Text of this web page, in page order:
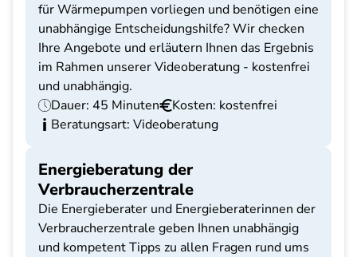
für Wärmepumpen vorliegen und benötigen eine
unabhängige Entscheidungshilfe? Wir checken
Ihre Angebote und erläutern Ihnen das Ergebnis
im Rahmen unserer Videoberatung - kostenfrei
und unabhängig.
Dauer: 45 Minuten
Kosten: kostenfrei
Beratungsart: Videoberatung
Energieberatung der
Verbraucherzentrale
Die Energieberater und Energieberaterinnen der
Verbraucherzentrale geben Ihnen unabhängig
und kompetent Tipps zu allen Fragen rund ums